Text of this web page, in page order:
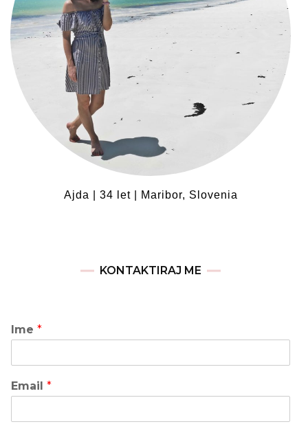
Ajda | 34 let | Maribor, Slovenia
KONTAKTIRAJ ME
Ime *
Email *